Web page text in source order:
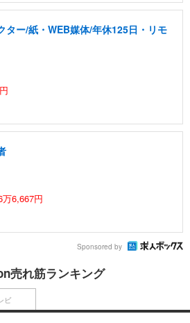
ター/紙・WEB媒体/年休125日・リモ
6,667円
Sponsored by
売れ筋ランキング
ビ